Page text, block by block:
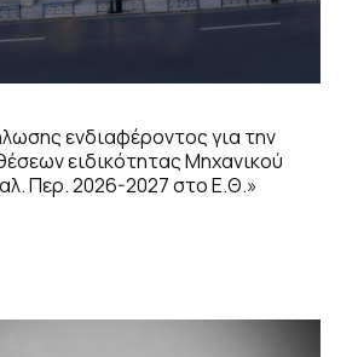
ενδιαφέροντος για την
ειδικότητας Μηχανικού
Περ. 2026-2027 στο Ε.Θ.»